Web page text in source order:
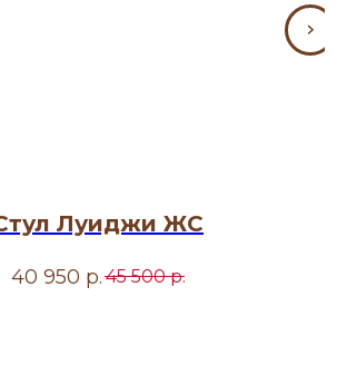
Луиджи ЖС
40 950 р.45 500 р.